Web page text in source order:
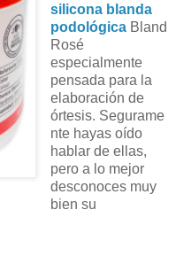
silicona blanda
podológicaBland
Rosé
especialmente
pensada para la
elaboración de
órtesis. Segurame
nte hayas oído
hablar de ellas,
pero a lo mejor
desconoces muy
bien su